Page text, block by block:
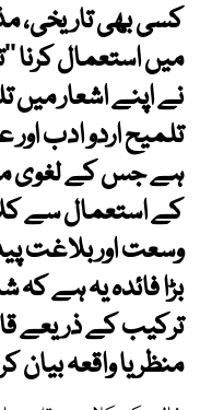
کسی بھی تاریخی،
میں استعمال کرنا
نے اپنے اشعار میں
تلمیح اردو ادب
ہے جس کے لغوی
کے استعمال سے
وسعت اور بلاغت
بڑا فائدہ یہ ہے
ترکیب کے ذریعے
منظر یا واقعہ بیان